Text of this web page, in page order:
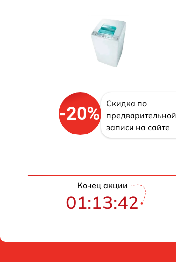
-20%
Скидка по
предварительной
записи на сайте
Конец акции
01:13:42